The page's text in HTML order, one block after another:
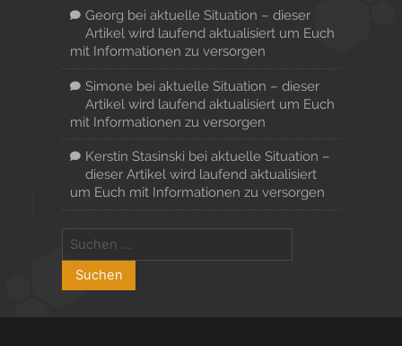
Georg bei aktuelle Situation – dieser
Artikel wird laufend aktualisiert um Euch
mit Informationen zu versorgen
Simonebei aktuelle Situation – dieser
Artikel wird laufend aktualisiert um Euch
mit Informationen zu versorgen
Kerstin Stasinski bei aktuelle Situation –
dieser Artikel wird laufend aktualisiert
um Euch mit Informationen zu versorgen